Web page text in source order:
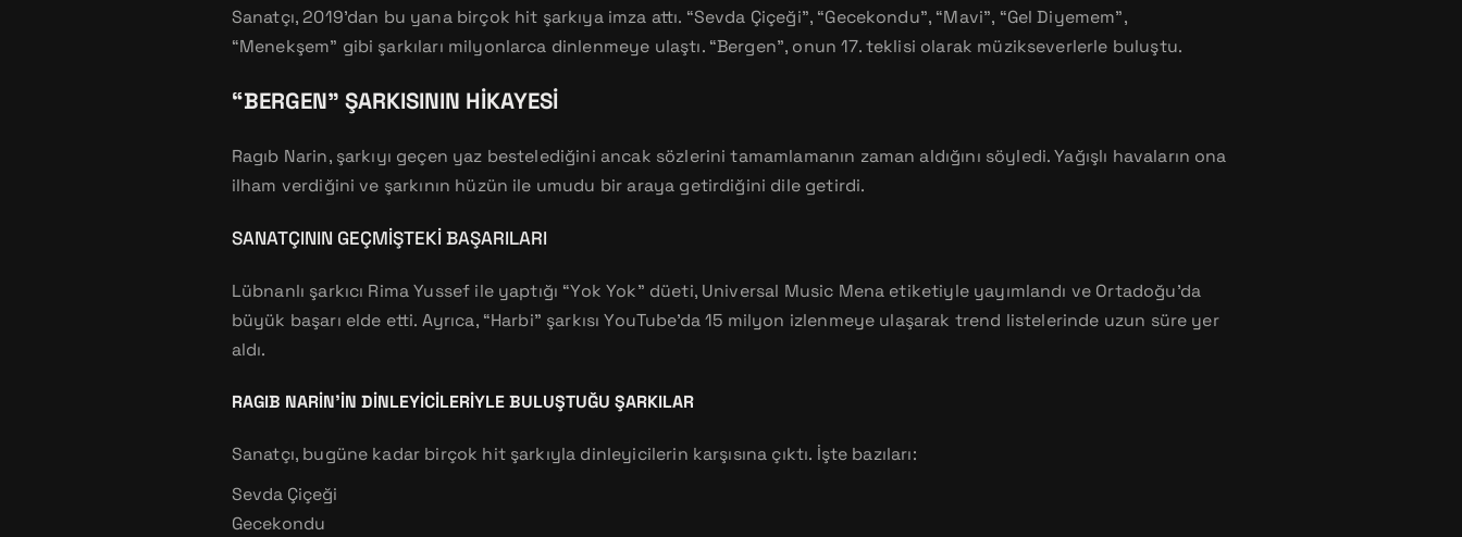
Sanatçı, 2019’dan bu yana birçok hit şarkıya imza attı. “Sevda Çiçeği”, “Gecekondu”, “Mavi”, “Gel Diyemem”,
“Menekşem” gibi şarkıları milyonlarca dinlenmeye ulaştı. “Bergen”, onun 17. teklisi olarak müzikseverlerle buluştu.
“BERGEN” ŞARKISININ HIKAYESI
Ragıb Narin, şarkıyı geçen yaz bestelediğini ancak sözlerini tamamlamanın zaman aldığını söyledi. Yağışlı havaların ona
ilham verdiğini ve şarkının hüzün ile umudu bir araya getirdiğini dile getirdi.
SANATÇININ GEÇMIŞTEKI BAŞARILARI
Lübnanlı şarkıcı Rima Yussef ile yaptığı “Yok Yok” düeti, Universal Music Mena etiketiyle yayımlandı ve Ortadoğu’da
büyük başarı elde etti. Ayrıca, “Harbi” şarkısı YouTube’da 15 milyon izlenmeye ulaşarak trend listelerinde uzun süre yer
aldı.
RAGIB NARIN’IN DINLEYICILERIYLE BULUŞTUĞU ŞARKILAR
Sanatçı, bugüne kadar birçok hit şarkıyla dinleyicilerin karşısına çıktı. İşte bazıları:
Sevda Çiçeği
Gecekondu